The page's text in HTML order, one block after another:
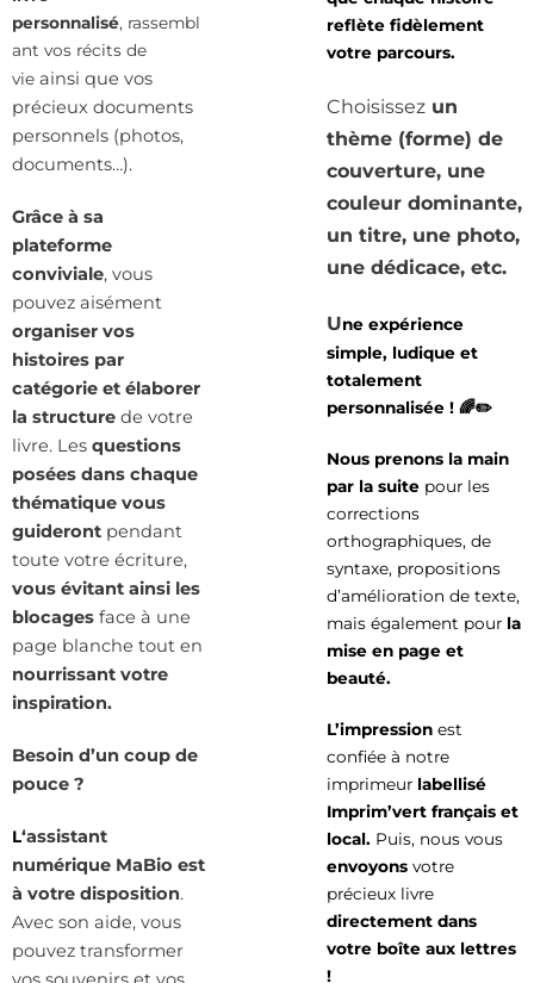
personnalisé, rassembl
ant vos récits de
vie ainsi que vos
précieux documents
personnels (photos,
documents…).
Grâce à sa
plateforme
conviviale, vous
pouvez aisément
organiser vos
histoires par
catégorie et élaborer
la structure de votre
livre. Les questions
posées dans chaque
thématique vous
guideront pendant
toute votre écriture,
vous évitant ainsi les
blocages face à une
page blanche tout en
nourrissant votre
inspiration.
Besoin d’un coup de
pouce ?
L‘assistant
numérique MaBio est
à votre disposition.
Avec son aide, vous
pouvez transformer
reflète fidèlement
votre parcours.
Choisissez un
thème (forme) de
couverture, une
couleur dominante,
un titre, une photo,
une dédicace, etc.
Une expérience
simple, ludique et
totalement
personnalisée ! 🌈✏️
Nous prenons la main
par la suite pour les
corrections
orthographiques, de
syntaxe, propositions
d’amélioration de texte,
mais également pour la
mise en page et
beauté.
L’impression est
confiée à notre
imprimeur labellisé
Imprim’vert français et
local. Puis, nous vous
envoyons votre
précieux livre
directement dans
votre boîte aux lettres
!